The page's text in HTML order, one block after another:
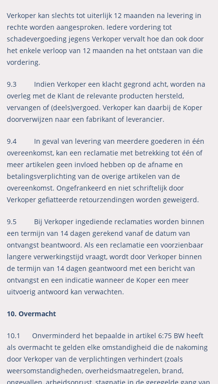
Verkoper kan slechts tot uiterlijk 12 maanden na levering in
rechte worden aangesproken. Iedere vordering tot
schadevergoeding jegens Verkoper vervalt hoe dan ook door
het enkele verloop van 12 maanden na het ontstaan van die
vordering.
9.3 Indien Verkoper een klacht gegrond acht, worden na
overleg met de Klant de relevante producten hersteld,
vervangen of (deels)vergoed. Verkoper kan daarbij de Koper
doorverwijzen naar een fabrikant of leverancier.
9.4 In geval van levering van meerdere goederen in één
overeenkomst, kan een reclamatie met betrekking tot één of
meer artikelen geen invloed hebben op de afname en
betalingsverplichting van de overige artikelen van de
overeenkomst. Ongefrankeerd en niet schriftelijk door
Verkoper gefiatteerde retourzendingen worden geweigerd.
9.5 Bij Verkoper ingediende reclamaties worden binnen
een termijn van 14 dagen gerekend vanaf de datum van
ontvangst beantwoord. Als een reclamatie een voorzienbaar
langere verwerkingstijd vraagt, wordt door Verkoper binnen
de termijn van 14 dagen geantwoord met een bericht van
ontvangst en een indicatie wanneer de Koper een meer
uitvoerig antwoord kan verwachten.
10. Overmacht
10.1 Onverminderd het bepaalde in artikel 6:75 BW heeft
als overmacht te gelden elke omstandigheid die de nakoming
door Verkoper van de verplichtingen verhindert (zoals
weersomstandigheden, overheidsmaatregelen, brand,